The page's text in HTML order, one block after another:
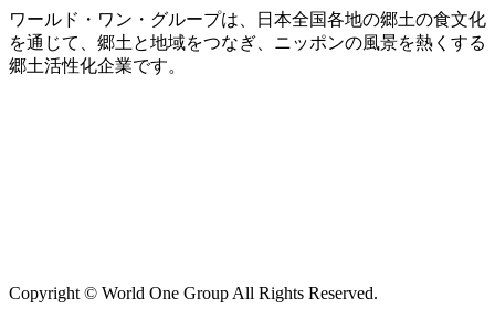
ワールド・ワン・グループは、日本全国各地の郷土の食文化
を通じて、郷土と地域をつなぎ、ニッポンの風景を熱くする
郷土活性化企業です。
Copyright © World One Group All Rights Reserved.